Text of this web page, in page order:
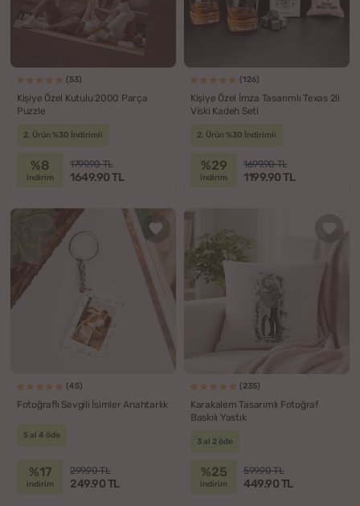
(53)
Kişiye Özel Kutulu 2000 Parça
Puzzle
2. Ürün %30 İndirimli
%8
indirim
1799.90 TL
1649.90 TL
(126)
Kişiye Özel İmza Tasarımlı Texas 2li
Viski Kadeh Seti
2. Ürün %30 İndirimli
%29
indirim
1699.90 TL
1199.90 TL
(45)
Fotoğraflı Sevgili İsimler Anahtarlık
5 al 4 öde
%17
indirim
299.90 TL
249.90 TL
(235)
Karakalem Tasarımlı Fotoğraf
Baskılı Yastık
3 al 2 öde
%25
indirim
599.90 TL
449.90 TL